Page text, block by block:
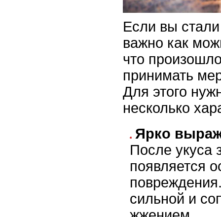
Если вы
важно как
что
принимать
Для этого
несколько
Ярко
После укуса
появляется
сильной и